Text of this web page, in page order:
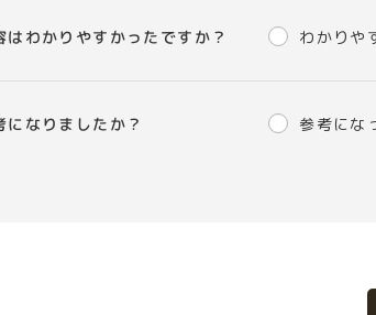
はわかりやすかったですか？ わかりや
なりましたか？ 参考にな